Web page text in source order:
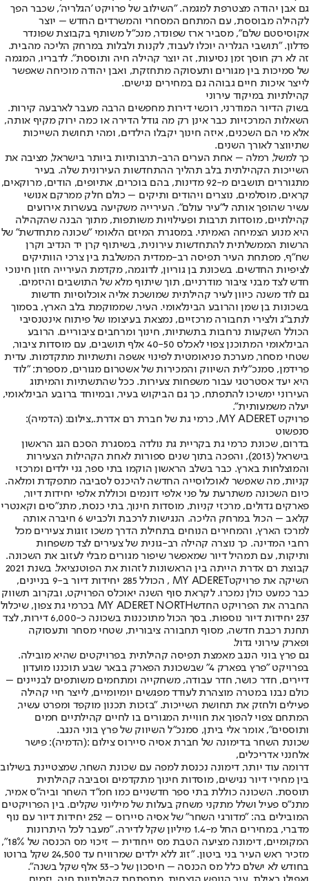
גם אבן יהודה מצטרפת למגמה. "השילוב של פרויקט 'הגלריה', שכבר הפך
לקהילה מבוססת, עם המתחם המסחרי והמשרדים החדש – יוצר
אקוסיסטם שלם", מסביר ארז שפונדר, מנכ"ל משותף בקבוצת שפונדר
פדלון. "תושבי הגלריה יוכלו לעבוד, לקנות ולבלות במרחק הליכה מהבית.
זה לא רק חוסך זמן נסיעות, זה יוצר קהילה חיה ותוססת". לדבריו, המגמה
של סמיכות בין מגורים ותעסוקה מתחזקת, ואבן יהודה מוכיחה שאפשר
לייצר איכות חיים גבוהה גם במחירים נגישים.
קהילתיות במיקוד עירוני
בשוק הדיור המודרני, רוכשי דירות מחפשים הרבה מעבר לארבעה קירות.
השאלות המרכזיות כבר אינן רק מה גודל הדירה או כמה ירוק מקיף אותה,
אלא מי הם השכנים, איזה חינוך יקבלו הילדים, ומהי תחושת השייכות
שתיווצר לאורך השנים.
כך למשל, רמלה – אחת הערים הרב-תרבותיות ביותר בישראל, מציבה את
השייכות הקהילתית בלב תהליך ההתחדשות העירונית שלה. בעיר
מתגוררים תושבים מ-92 מדינות, בהם בוכרים, אתיופים, הודים, מרוקאים,
קראים, מוסלמים, נוצרים ויהודים ותיקים – כולם חלק ממרקם אנושי
עשיר שהופך אותה ל"עיר עולם". העירייה משקיעה בעשרות אירועים
קהילתיים, מוסדות תרבות ופעילויות משותפות, מתוך הבנה שהקהילה
היא מנוע הצמיחה האמיתי. במסגרת המיזם הלאומי "שכונה מתחדשת" של
הרשות הממשלתית להתחדשות עירונית, בשיתוף קרן יד הנדיב וקרן
שח"ף, מפתחת העיר תפיסה רב-ממדית המשלבת בין צרכי הוותיקים
לציפיות החדשים. בשכונת בן גוריון, לדוגמה, מקדמת העירייה חזון חינוכי
חדש לצד מבני ציבור מודרניים, תוך שיתוף מלא של התושבים והיזמים.
גם לוד משנה כיוון לעיר קהילתית שמושכת אליה אוכלוסיות חדשות
בשכונות בן שמן והרובע הבינלאומי. העיר, שממוקמת בלב הארץ, בסמוך
לנתב"ג ולצירי תחבורה מרכזיים, נמצאת בעיצומו של פיתוח אינטנסיבי
הכולל השקעות נרחבות בתשתיות, חינוך ומרחבים ציבוריים. הרובע
הבינלאומי המתוכנן צפוי לאכלס 40-50 אלף תושבים, עם מוסדות ציבור,
שטחי מסחר, מערכת פניאומטית לפינוי אשפה ותשתיות מתקדמות. עדית
פרידמן, סמנכ"לית השיווק והמכירות של אשטרום מגורים, מספרת: "לוד
היא יעד אסטרטגי עבור משפחות צעירות. ככל שהתשתיות והמיתוג
העירוני ימשיכו להתפתח, כך גם הביקוש בעיר, ובמיוחד ברובע הבינלאומי,
יעלה משמעותית".
פרויקט MY ADERET, כרמי גת של חברת רם אדרת.,צילום: (הדמיה):
סנפשוט
בדרום, שכונת כרמי גת בקריית גת נולדה במסגרת הסכם הגג הראשון
בישראל (2013), והפכה בתוך שנים ספורות לאחת הקהילות הצעירות
והמוצלחות בארץ. כבר בשלב הראשון הוקמו בתי ספר, גני ילדים ומרכזי
קניות, מה שאפשר לאוכלוסייה החדשה להיכנס לסביבה מתפקדת ומלאה.
כיום השכונה משתרעת על פני אלפי דונמים וכוללת אלפי יחידות דיור,
פארקים גדולים, מרכזי קניות, מוסדות חינוך, בתי כנסת, מתנ"סים וקאנטרי
קלאב – הכול במרחק הליכה. הנגישות לרכבת ולכביש 6 חיברה אותה
למרכז הארץ, והמחירים הנוחים בתחילת הדרך משכו זוגות צעירים מכל
רחבי המדינה. כך נוצרה קהילה רב-גונית של צעירים לצד משפחות
ותיקות, עם תמהיל דיור שמאפשר שיפור מגורים מבלי לעזוב את השכונה.
קבוצת רם אדרת הייתה בין הראשונות לזהות את הפוטנציאל. בשנת 2021
השיקה את פרויקטMY ADERET , הכולל 285 יחידות דיור ב-9 בניינים,
כבר כמעט כולן נמכרו. לקראת סוף השנה יאוכלס הפרויקט, ובקרוב תשווק
החברה את הפרויקט החדשMY ADERET NORTH בכרמי גת צפון, שיכלול
237 יחידות דיור נוספות. בסך הכול מתוכננות בשכונה כ-6,000 דירות, לצד
תחנת רכבת חדשה, מסוף תחבורה ציבורית, שטחי מסחר ותעסוקה
ופארק עירוני גדול.
גם פרץ בוני הנגב מאמצת תפיסה קהילתית בפרויקטים שהיא מובילה.
בפרויקט "פרץ בפארק 4" שבשכונת הפארק בבאר שבע תוכננו מועדון
דיירים, חדר כושר, חדר עבודה, משחקייה ומתחמים משותפים לבניינים –
כולם נבנו במטרה מוצהרת לעודד מפגשים יומיומיים, לייצר חיי קהילה
פעילים ולחזק את תחושת השייכות. "בזכות תכנון מוקפד ומפרט עשיר,
המתחם צפוי להפוך את חוויית המגורים בו לחיים קהילתיים חמים
ותוססים", אומר אלי ביתן, סמנכ"ל השיווק של פרץ בוני הנגב.
שכונת השחר בדימונה של חברת אסיה סיירוס צילום :(הדמיה): פישר
אלחנני אדריכלים,
דרומה עוד יותר, דימונה נכנסת למפה עם שכונת השחר, שמצטיינת בשילוב
בין מחירי דיור נגישים, מוסדות חינוך מתקדמים וסביבה קהילתית
תוססת. השכונה כוללת בתי ספר חדשניים כמו חמ"ד השחר וביה"ס אמיר,
מתנ"ס פעיל ושלל מתקני משחק בעלות של מיליוני שקלים. בין הפרויקטים
המובילים בה: "מדורגי השחר" של אסיה סיירוס – 252 יחידות דיור עם נוף
מדברי, במחירים החל מ-1.4 מיליון שקל לדירה. "מעבר לכל היתרונות
המקומיים, דימונה מציעה הטבת מס ייחודית – זיכוי מס הכנסה של 18%",
מזכיר ראש העיר בני ביטון. "זוג ללא ילדים שמרוויח עד 24,500 שקל ברוטו
בחודש לא ישלם כלל מס הכנסה – חיסכון של כ-53 אלף שקל בשנה".